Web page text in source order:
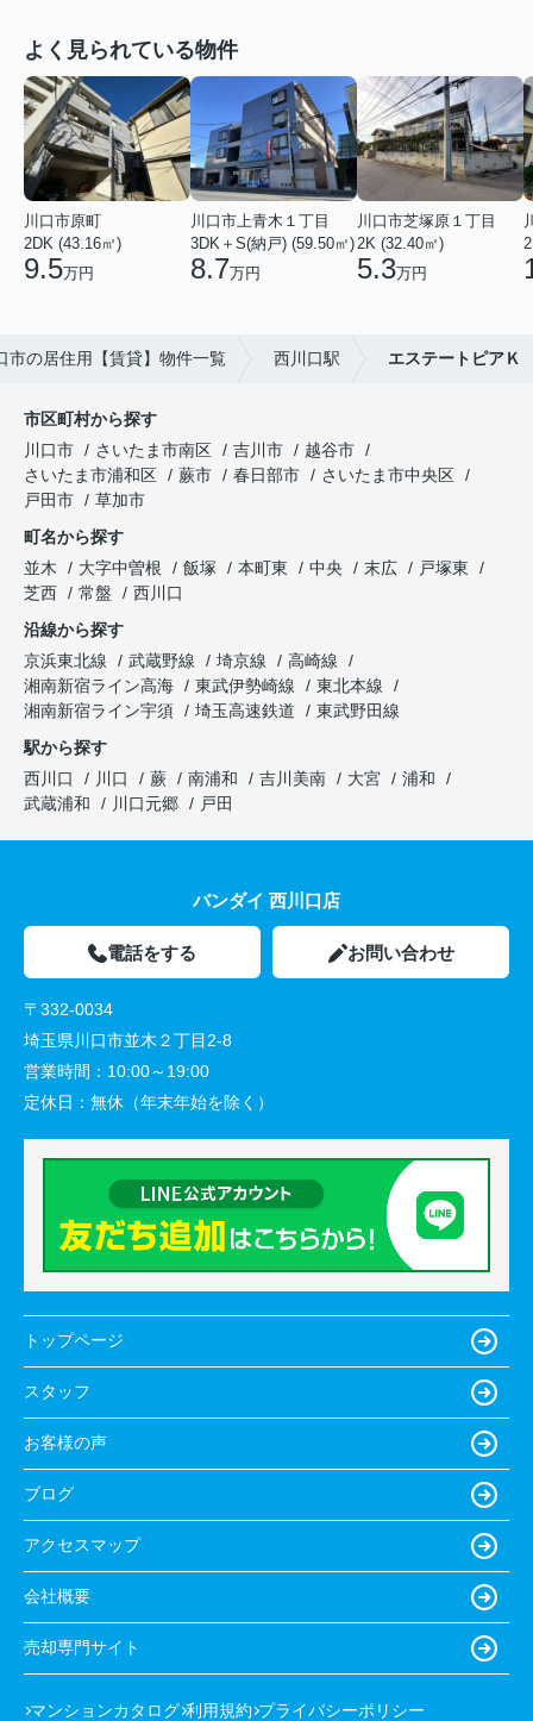
よく見られている物件
川口市原町
2DK (43.16㎡)
9.5万円
川口市上青木１丁目
3DK＋S(納戸) (59.50㎡)
8.7万円
川口市芝塚原１丁目
2K (32.40㎡)
5.3万円
市の居住用【賃貸】物件一覧 西川口駅 エステートピアＫ
市区町村から探す
川口市
さいたま市南区 吉川市
越谷市
さいたま市浦和区
蕨市 春日部市
さいたま市中央区
戸田市
草加市
町名から探す
並木
大字中曽根 飯塚 本町東 中央 末広
戸塚東
芝西
常盤
西川口
沿線から探す
京浜東北線
武蔵野線 埼京線
高崎線
湘南新宿ライン高海
東武伊勢崎線
東北本線
湘南新宿ライン宇須
埼玉高速鉄道
東武野田線
駅から探す
西川口
川口 蕨 南浦和 吉川美南 大宮
浦和
武蔵浦和
川口元郷 戸田
バンダイ 西川口店
電話をする お問い合わせ
〒332-0034
埼玉県川口市並木２丁目2-8
営業時間： 10:00～19:00
定休日： 無休（年末年始を除く）
トップページ
スタッフ
お客様の声
ブログ
アクセスマップ
会社概要
売却専門サイト
マンションカタログ 利用規約 プライバシーポリシー